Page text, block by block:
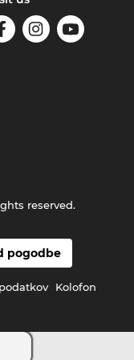
pogodbe
Kolofon
reserved.